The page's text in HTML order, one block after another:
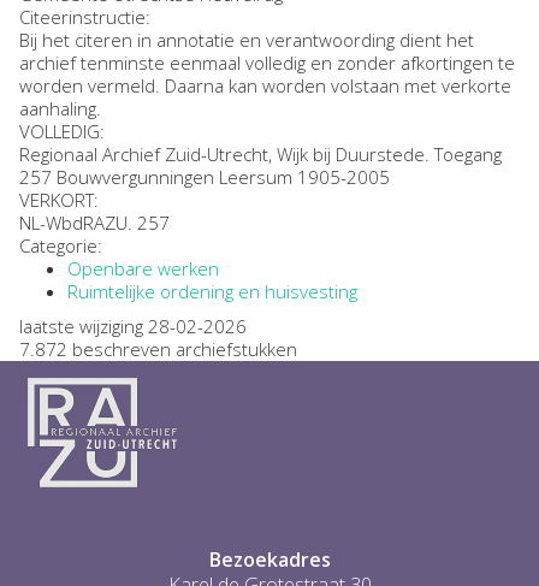
Citeerinstructie:
Bij het citeren in annotatie en verantwoording dient het
archief tenminste eenmaal volledig en zonder afkortingen te
worden vermeld. Daarna kan worden volstaan met verkorte
aanhaling.
VOLLEDIG:
Regionaal Archief Zuid-Utrecht, Wijk bij Duurstede. Toegang
257 Bouwvergunningen Leersum 1905-2005
VERKORT:
NL-WbdRAZU. 257
Categorie:
Openbare werken
Ruimtelijke ordening en huisvesting
laatste wijziging 28-02-2026
7.872 beschreven archiefstukken
Bezoekadres